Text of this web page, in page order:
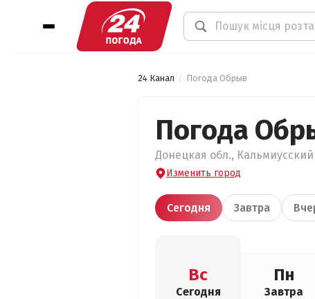
24 Канал Погода Обрыв
Погода
Донецкая обл.,
Изменить город
Сегодня Завтра
Вс
Сегодня
Пн
Завтра